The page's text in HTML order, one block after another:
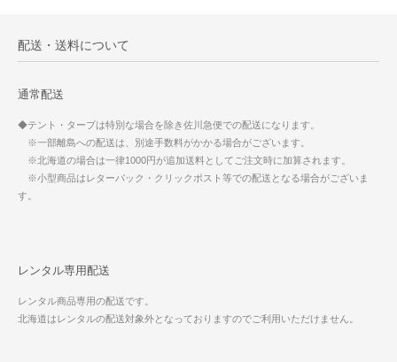
配送・送料について
通常配送
◆テント・タープは特別な場合を除き佐川急便での配送になります。
※一部離島への配送は、別途手数料がかかる場合がございます。
※北海道の場合は一律1000円が追加送料としてご注文時に加算されます。
※小型商品はレターパック・クリックポスト等での配送となる場合がございま
す。
レンタル専用配送
レンタル商品専用の配送です。
北海道はレンタルの配送対象外となっておりますのでご利用いただけません。